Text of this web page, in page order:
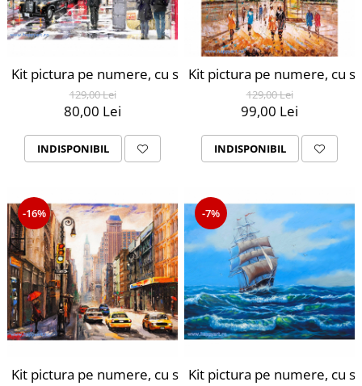
Kit pictura pe numere, cu sasiu, London street, 40X50
129,00 Lei
80,00 Lei
INDISPONIBIL
Kit pictura pe numere, cu
129,00 Lei
99,00 Lei
INDISPONIBIL
-16%
Kit pictura pe numere, cu sasiu, New York City, 40X50
-7%
Kit pictura pe numere, cu